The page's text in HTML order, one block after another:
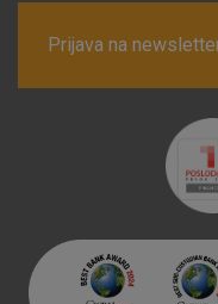
Prijava na